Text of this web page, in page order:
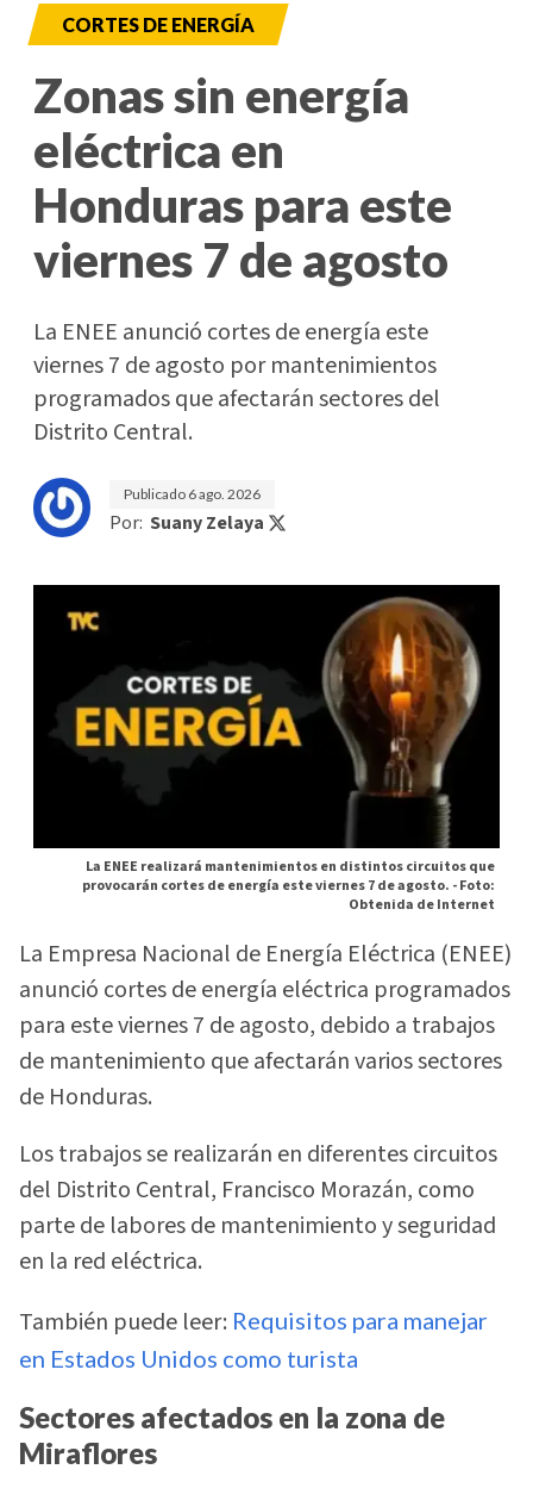
CORTES DE ENERGÍA
Zonas sin energía
eléctrica en
Honduras para este
viernes 7 de agosto
La ENEE anunció cortes de energía este
viernes 7 de agosto por mantenimientos
programados que afectarán sectores del
Distrito Central.
Publicado 6 ago. 2026
Por: Suany Zelaya
La ENEE realizará mantenimientos en distintos circuitos que
provocarán cortes de energía este viernes 7 de agosto. -Foto:
Obtenida de Internet
La Empresa Nacional de Energía Eléctrica (ENEE)
anunció cortes de energía eléctrica programados
para este viernes 7 de agosto, debido a trabajos
de mantenimiento que afectarán varios sectores
de Honduras.
Los trabajos se realizarán en diferentes circuitos
del Distrito Central, Francisco Morazán, como
parte de labores de mantenimiento y seguridad
en la red eléctrica.
También puede leer: Requisitos para manejar
en Estados Unidos como turista
Sectores afectados en la zona de
Miraflores